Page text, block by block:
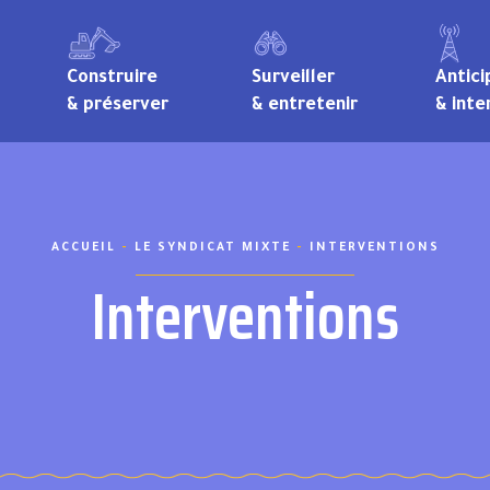
Construire
& préserver
Surveiller
& entretenir
&
ACCUEIL - LE SYNDICAT MIXTE - INTERVENTIONS
Interventions